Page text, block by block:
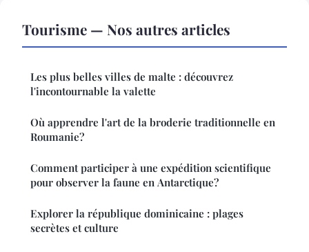
Tourisme — Nos autres articles
Les plus belles villes de malte : découvrez
l'incontournable la valette
Où apprendre l'art de la broderie traditionnelle en
Roumanie?
Comment participer à une expédition scientifique
pour observer la faune en Antarctique?
Explorer la république dominicaine : plages
secrètes et culture